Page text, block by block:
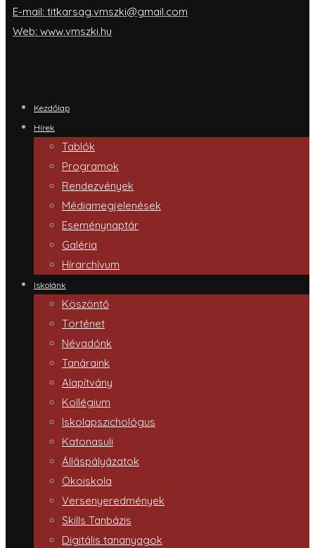
E-mail: titkarsag.vmszki@gmail.com
Web: www.vmszki.hu
Kezdőlap
Hírek
Tablók
Programok
Rendezvények
Médiamegjelenések
Eseménynaptár
Galéria
Hírarchívum
Iskolánk
Köszöntő
Történet
Névadónk
Tanáraink
Alapítvány
Kollégium
Iskolapszichológus
Katonasuli
Álláspályázatok
Ökoiskola
Versenyeredmények
Skills Tanbázis
Digitális tananyagok